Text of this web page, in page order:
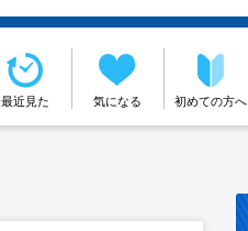
最近見た 気になる 初めての方へ